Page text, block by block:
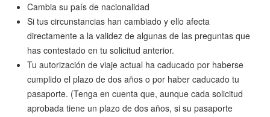
Cambia su país de nacionalidad
Si tus circunstancias han cambiado y ello afecta
directamente a la validez de algunas de las preguntas que
has contestado en tu solicitud anterior.
Tu autorización de viaje actual ha caducado por haberse
cumplido el plazo de dos años o por haber caducado tu
pasaporte. (Tenga en cuenta que, aunque cada solicitud
aprobada tiene un plazo de dos años, si su pasaporte